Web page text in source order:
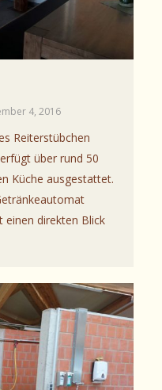
4, 2016
Reiterstübchen
über rund 50
Küche ausgestattet.
einen direkten Blick